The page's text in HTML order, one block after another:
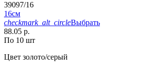
39097/16
16см
checkmark_alt_circleВыбрать
88.05 р.
По 10 шт
Цвет золото/серый